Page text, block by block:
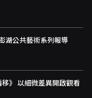
湖公共藝術系列報導
》 以細微差異開啟觀看